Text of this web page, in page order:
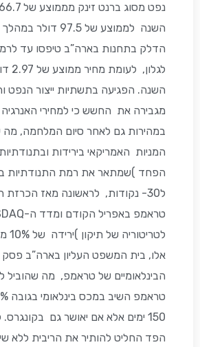
השנה לממוצע של 97.5
השנה. הפגיעה בתשתיות ייצור הנפט
מגבירה את החשש כי למחירי
במהירות גם לאחר סיום המלחמה,
המניות האמריקאי בירידות
הפחד )שמתאר את רמת התנודתיות
ל30- נקודות, לראשונה מאז
אלו, בית המשפט העליון בארה”ב פסק
הבינלאומיים של טראמפ, מה שהוביל
150 ימים אלא אם יאושר גם
הפד החליט להותיר את הריבית ללא